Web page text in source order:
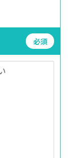
必須